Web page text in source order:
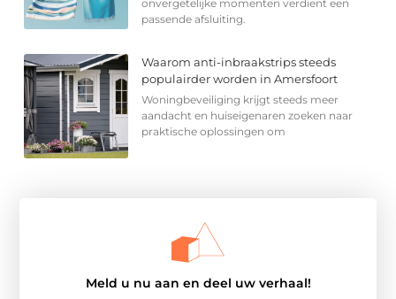
onvergetelijke momenten verdient een
passende afsluiting.
Waarom anti-inbraakstrips steeds
populairder worden in Amersfoort
Woningbeveiliging krijgt steeds meer
aandacht en huiseigenaren zoeken naar
praktische oplossingen om
Meld u nu aan en deel uw verhaal!